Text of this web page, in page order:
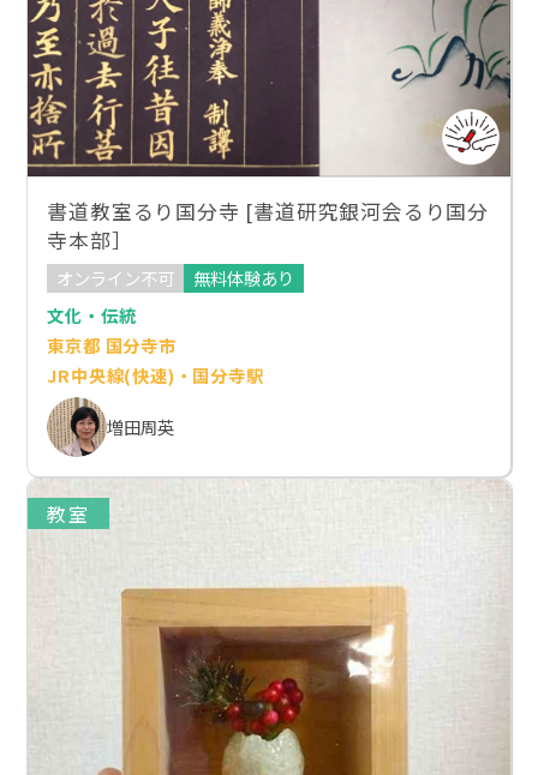
書道教室るり国分寺 [書道研究銀河会るり国分
寺本部］
オンライン不可
無料体験あり
文化・伝統
東京都 国分寺市
JR中央線(快速)・国分寺駅
増田周英
教室